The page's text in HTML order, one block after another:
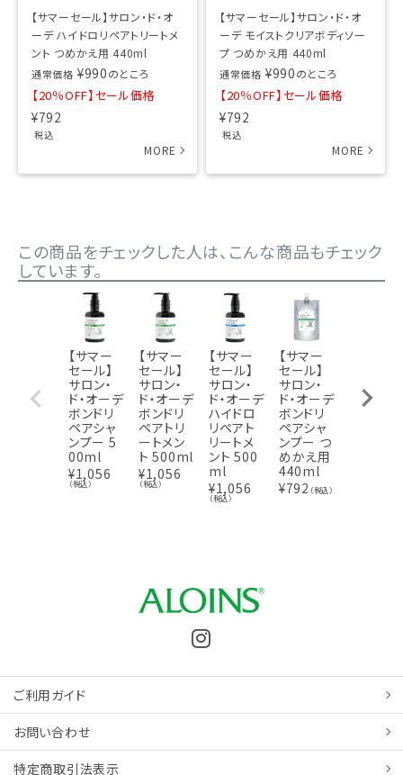
【サマーセール】サロン・ド・オ
ーデ ハイドロリペアトリートメ
ント つめかえ用 440ml
通常価格 ¥990のところ
【20％OFF】セール価格
¥792
税込
【サマーセール】サロン・ド・オ
ーデ モイストクリアボディソー
プ つめかえ用 440ml
通常価格 ¥990のところ
【20％OFF】セール価格
¥792
税込
この商品をチェックした人は、こんな商品もチェック
しています。
【サマー
セール】
サロン・
ド・オーデ
ボンドリ
ペアシャ
ンプー 5
00ml
¥1,056
（税込）
【サマー
セール】
サロン・
ド・オーデ
ボンドリ
ペアトリ
ートメン
ト 500ml
¥1,056
（税込）
【サマー
セール】
サロン・
ド・オーデ
ハイドロ
リペアト
リートメ
ント 500
ml
¥1,056
（税込）
【サマー
セール】
サロン・
ド・オーデ
ボンドリ
ペアシャ
ンプー つ
めかえ用
440ml
¥792 （税込）
サロン・
ド・オー
ご利用ガイド
お問い合わせ
特定商取引法表示